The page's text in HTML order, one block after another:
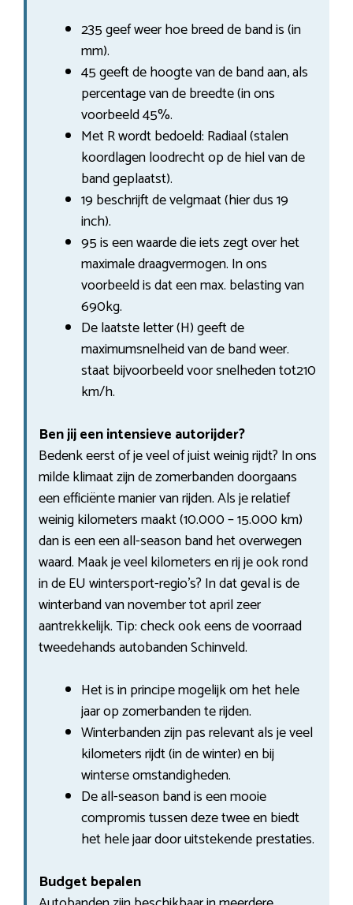
235 geef weer hoe breed de band is (in
mm).
45 geeft de hoogte van de band aan, als
percentage van de breedte (in ons
voorbeeld 45%.
Met R wordt bedoeld: Radiaal (stalen
koordlagen loodrecht op de hiel van de
band geplaatst).
19 beschrijft de velgmaat (hier dus 19
inch).
95 is een waarde die iets zegt over het
maximale draagvermogen. In ons
voorbeeld is dat een max. belasting van
690kg.
De laatste letter (H) geeft de
maximumsnelheid van de band weer.
staat bijvoorbeeld voor snelheden tot210
km/h.
Ben jij een intensieve autorijder?
Bedenk eerst of je veel of juist weinig rijdt? In ons
milde klimaat zijn de zomerbanden doorgaans
een efficiënte manier van rijden. Als je relatief
weinig kilometers maakt (10.000 – 15.000 km)
dan is een een all-season band het overwegen
waard. Maak je veel kilometers en rij je ook rond
in de EU wintersport-regio’s? In dat geval is de
winterband van november tot april zeer
aantrekkelijk. Tip: check ook eens de voorraad
tweedehands autobanden Schinveld.
Het is in principe mogelijk om het hele
jaar op zomerbanden te rijden.
Winterbanden zijn pas relevant als je veel
kilometers rijdt (in de winter) en bij
winterse omstandigheden.
De all-season band is een mooie
compromis tussen deze twee en biedt
het hele jaar door uitstekende prestaties.
Budget bepalen